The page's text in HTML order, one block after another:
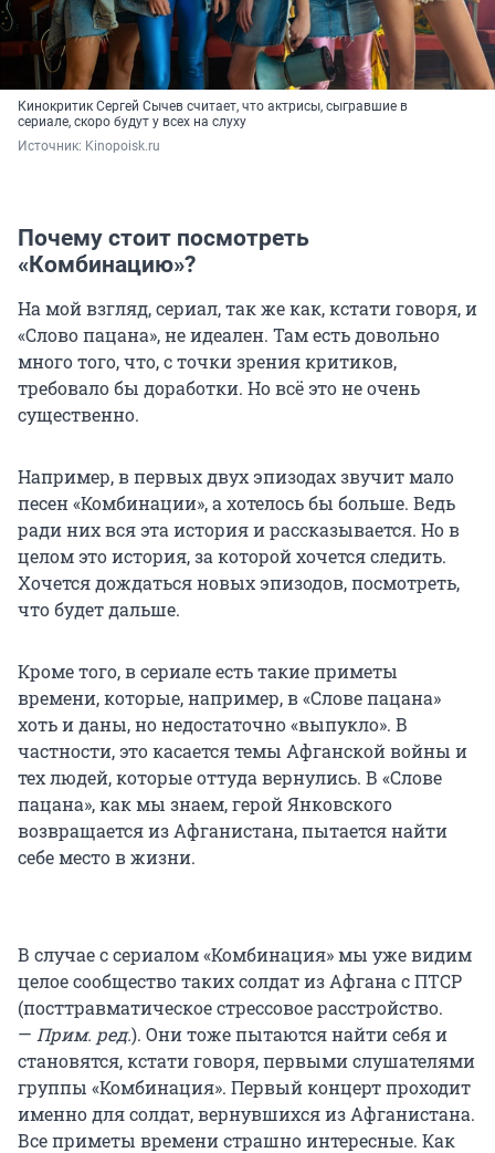
Кинокритик Сергей Сычев считает, что актрисы, сыгравшие в
сериале, скоро будут у всех на слуху
Источник: Kinopoisk.ru
Почему стоит посмотреть
«Комбинацию»?
На мой взгляд, сериал, так же как, кстати говоря, и
«Слово пацана», не идеален. Там есть довольно
много того, что, с точки зрения критиков,
требовало бы доработки. Но всё это не очень
существенно.
Например, в первых двух эпизодах звучит мало
песен «Комбинации», а хотелось бы больше. Ведь
ради них вся эта история и рассказывается. Но в
целом это история, за которой хочется следить.
Хочется дождаться новых эпизодов, посмотреть,
что будет дальше.
Кроме того, в сериале есть такие приметы
времени, которые, например, в «Слове пацана»
хоть и даны, но недостаточно «выпукло». В
частности, это касается темы Афганской войны и
тех людей, которые оттуда вернулись. В «Слове
пацана», как мы знаем, герой Янковского
возвращается из Афганистана, пытается найти
себе место в жизни.
В случае с сериалом «Комбинация» мы уже видим
целое сообщество таких солдат из Афгана с ПТСР
(посттравматическое стрессовое расстройство.
— Прим. ред.). Они тоже пытаются найти себя и
становятся, кстати говоря, первыми слушателями
группы «Комбинация». Первый концерт проходит
именно для солдат, вернувшихся из Афганистана.
Все приметы времени страшно интересные. Как